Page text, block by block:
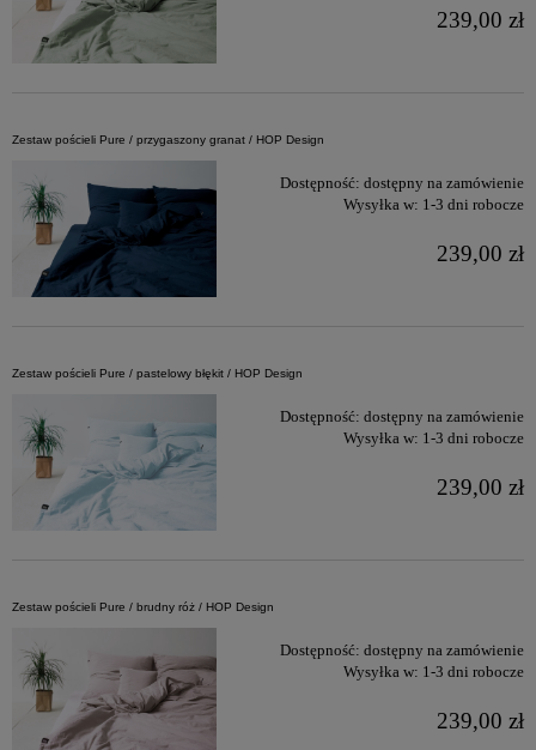
239,00 zł
Zestaw pościeli Pure / przygaszony granat / HOP Design
Dostępność: dostępny na zamówienie
Wysyłka w: 1-3 dni robocze
239,00 zł
Zestaw pościeli Pure / pastelowy błękit / HOP Design
Dostępność: dostępny na zamówienie
Wysyłka w: 1-3 dni robocze
239,00 zł
Zestaw pościeli Pure / brudny róż / HOP Design
Dostępność: dostępny na zamówienie
Wysyłka w: 1-3 dni robocze
239,00 zł